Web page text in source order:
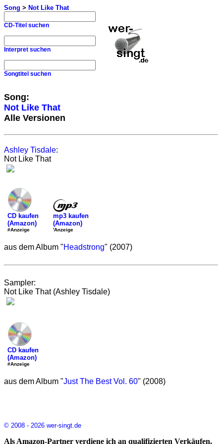
Song > Not Like That
CD-Titel suchen
Interpret suchen
Songtitel suchen
Song:
Not Like That
Alle Versionen
Ashley Tisdale:
Not Like That
CD kaufen
(Amazon)
#Anzeige
mp3 kaufen
(Amazon)
'Anzeige
aus dem Album "Headstrong" (2007)
Sampler:
Not Like That (Ashley Tisdale)
CD kaufen
(Amazon)
#Anzeige
aus dem Album "Just The Best Vol. 60" (2008)
© 2008 - 2026 wer-singt.de
Als Amazon-Partner verdiene ich an qualifizierten Verkäufen.